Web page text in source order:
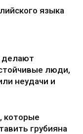
языка
делают
люди,
неудачи и
которые
грубияна